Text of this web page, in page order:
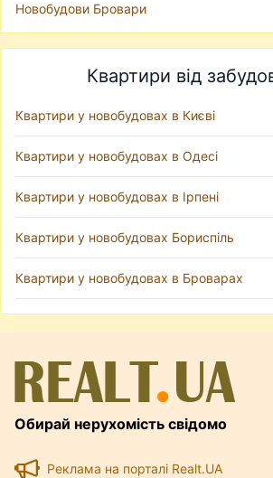
Новобудови Бровари
Квартири від
Квартири у новобудовах в Києві
Квартири у новобудовах в Одесі
Квартири у новобудовах в Ірпені
Квартири у новобудовах Бориспіль
Квартири у новобудовах в Броварах
Обирай нерухомість свідомо
Реклама на порталі Realt.UA